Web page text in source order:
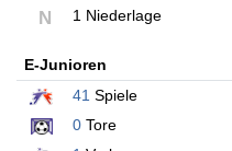
N 1 Niederlage
E-Junioren
41 Spiele
0 Tore